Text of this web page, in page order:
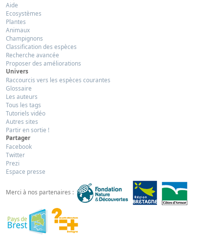
Aide
Ecosystèmes
Plantes
Animaux
Champignons
Classification des espèces
Recherche avancée
Proposer des améliorations
Univers
Raccourcis vers les espèces courantes
Glossaire
Les auteurs
Tous les tags
Tutoriels vidéo
Autres sites
Partir en sortie !
Partager
Facebook
Twitter
Prezi
Espace presse
Merci à nos partenaires :